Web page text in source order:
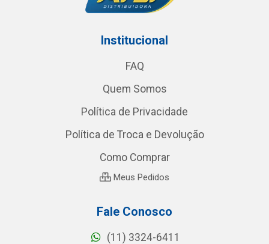
Institucional
FAQ
Quem Somos
Política de Privacidade
Política de Troca e Devolução
Como Comprar
Meus Pedidos
Fale Conosco
(11) 3324-6411